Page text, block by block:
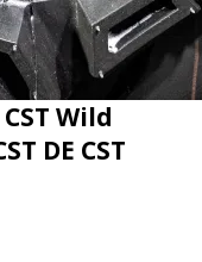
Wild
DE CST